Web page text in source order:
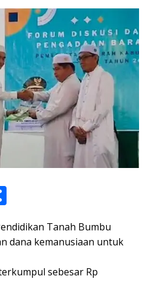
ar
e
Tanah Bumbu
dana kemanusiaan untuk
sebesar Rp